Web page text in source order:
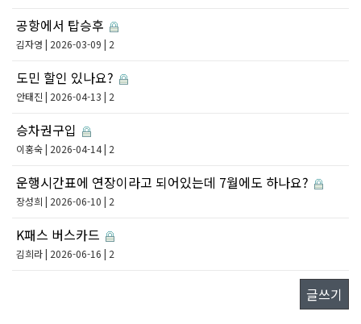
공항에서 탑승후
김자영 | 2026-03-09 | 2
도민 할인 있나요?
안태진 | 2026-04-13 | 2
승차권구입
이홍숙| 2026-04-14 | 2
운행시간표에 연장이라고 되어있는데 7월에도 하나요?
장성희 | 2026-06-10 | 2
K패스 버스카드
김희라| 2026-06-16 | 2
글쓰기